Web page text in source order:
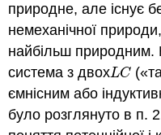
природне, але існує
немеханічної
найбільш природним.
система з двохLC
LC
ємнісним або
було розглянуто в п.